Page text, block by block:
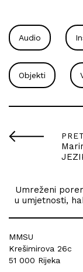
Audio
Objekti
Umreženi
u umjetnosti,
MMSU
Krešimirova 26c
51 000 Rijeka